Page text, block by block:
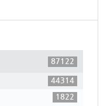
87122
44314
1822